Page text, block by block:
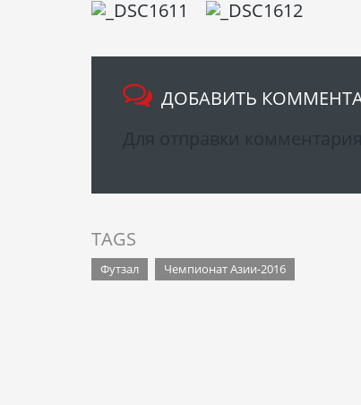
ДОБАВИТЬ
TAGS
Футзал Чемпионат Азии-2016